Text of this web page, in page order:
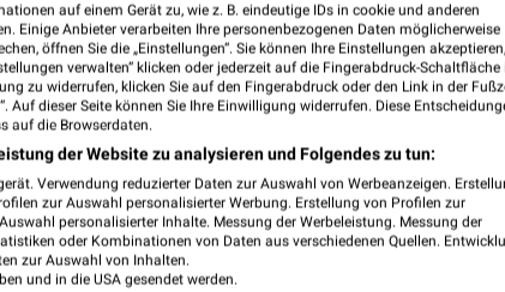
26,8 km
Angebote ab 01.08.
Noch heute gültig
Wohnen Spezial
auf einem Gerät zu, wie z. B. eindeutige IDs in cookie und anderen
Einige Anbieter verarbeiten Ihre personenbezogenen Daten möglicherweise
öffnen Sie die „Einstellungen“. Sie können Ihre Einstellungen akzeptieren,
verwalten“ klicken oder jederzeit auf die Fingerabdruck-Schaltfläche
zu widerrufen, klicken Sie auf den Fingerabdruck oder den Link in der
Auf dieser Seite können Sie Ihre Einwilligung widerrufen. Diese
auf die Browserdaten.
der Website zu analysieren und Folgendes zu tun:
Verwendung reduzierter Daten zur Auswahl von Werbeanzeigen.
zur Auswahl personalisierter Werbung. Erstellung von Profilen zur
personalisierter Inhalte. Messung der Werbeleistung. Messung der
oder Kombinationen von Daten aus verschiedenen Quellen.
zur Auswahl von Inhalten.
und in die USA gesendet werden.